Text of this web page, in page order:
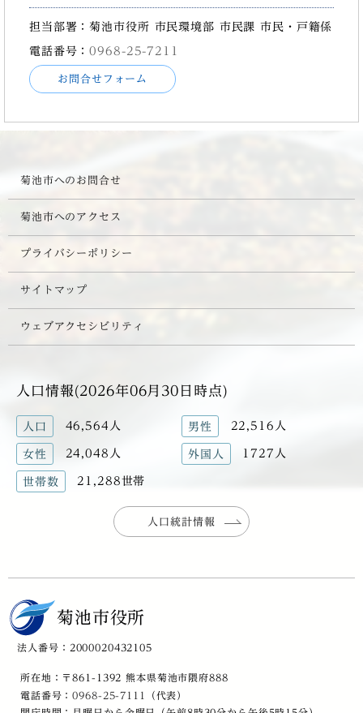
担当部署：菊池市役所 市民環境部 市民課 市民・戸籍係
電話番号：0968-25-7211
お問合せフォーム
菊池市へのお問合せ
菊池市へのアクセス
プライバシーポリシー
サイトマップ
ウェブアクセシビリティ
人口情報(2026年06月30日時点)
人口 46,564人 男性 22,516人
女性 24,048人 外国人 1727人
世帯数 21,288世帯
人口統計情報
菊池市役所
法人番号：2000020432105
所在地：〒861-1392 熊本県菊池市隈府888
電話番号：0968-25-7111
（代表）